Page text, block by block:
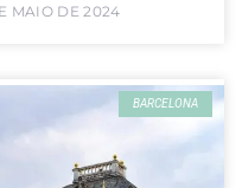
MAIO DE 2024
BARCELONA